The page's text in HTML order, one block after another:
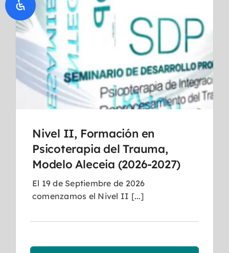
Nivel II, Formación en
Psicoterapia del Trauma,
Modelo Aleceia (2026-2027)
El 19 de Septiembre de 2026
comenzamos el Nivel II [...]